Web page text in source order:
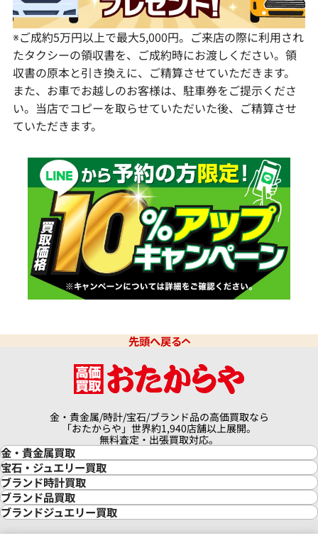
※ご成約5万円以上で最大5,000円。ご来店の際に利用され
たタクシーの領収書を、ご成約時にお渡しください。領
収書の原本と引き換えに、ご精算させていただきます。
また、お車でお越しのお客様は、駐車券をご提示くださ
い。当店でコピーを取らせていただいた後、ご精算させ
ていただきます。
先頭へ戻る
金・貴金属/時計/宝石/ブランド品の高価買取なら
「おたからや」世界約1,940店舗以上展開。
無料査定・出張買取対応。
金・貴金属買取
金買取
金の相場価格情報
金の参考買取価格一覧
インゴット買取
インゴットの相場価格情報
24金買取
宝石・ジュエリー買取
宝石・ジュエリー買取
ダイヤモンド買取
ダイヤモンド・宝石の参考価格一覧
リング・結婚指輪買取
エメラルド買取
ブランド時計買取
時計買取
ロレックス買取
ロレックス デイトナ買取
ロレックス サブマリーナー買取
ブランド品買取
ブランド買取
ブランドジュエリー買取